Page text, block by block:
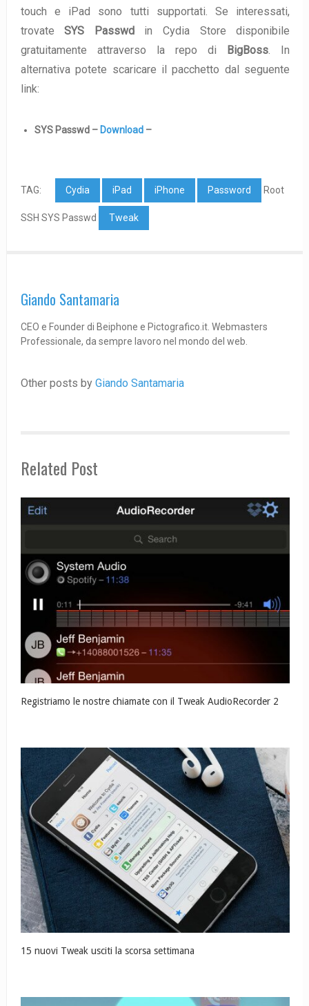
touch e iPad sono tutti supportati. Se interessati,
trovateSYS Passwdin Cydia Store disponibile
gratuitamente attraverso la repo di
BigBoss . In
alternativa potete scaricare il pacchetto dal seguente
link:
SYS Passwd – Download–
TAG: Cydia iPad iPhone Password Root
SSH SYS Passwd Tweak
Giando Santamaria
CEO e Founder di Beiphone e Pictografico.it. Webmasters
Professionale, da sempre lavoro nel mondo del web.
Other posts by Giando Santamaria
Related Post
Registriamo le nostre chiamate con il Tweak AudioRecorder 2
15 nuovi Tweak usciti la scorsa settimana